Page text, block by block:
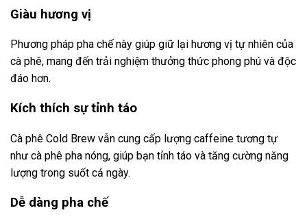
Giàu hương vị
Phương pháp pha chế này giúp giữ lại hương vị tự nhiên của
cà phê, mang đến trải nghiệm thưởng thức phong phú và độc
đáo hơn.
Kích thích sự tỉnh táo
Cà phê Cold Brew vẫn cung cấp lượng caffeine tương tự
như cà phê pha nóng, giúp bạn tỉnh táo và tăng cường năng
lượng trong suốt cả ngày.
Dễ dàng pha chế